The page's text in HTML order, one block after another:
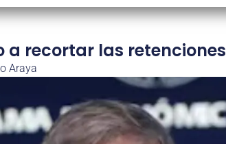
a recortar las retenciones
Araya